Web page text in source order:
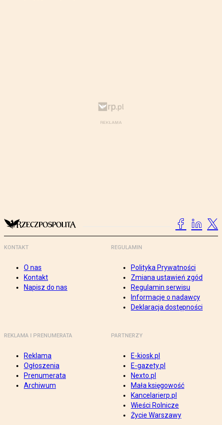
KONTAKT
O nas
Kontakt
Napisz do nas
REGULAMIN
Polityka Prywatności
Zmiana ustawień zgód
Regulamin serwisu
Informacje o nadawcy
Deklaracja dostępności
REKLAMA I PRENUMERATA
Reklama
Ogłoszenia
Prenumerata
Archiwum
PARTNERZY
E-kiosk.pl
E-gazety.pl
Nexto.pl
Mała księgowość
Kancelarierp.pl
Wieści Rolnicze
Życie Warszawy